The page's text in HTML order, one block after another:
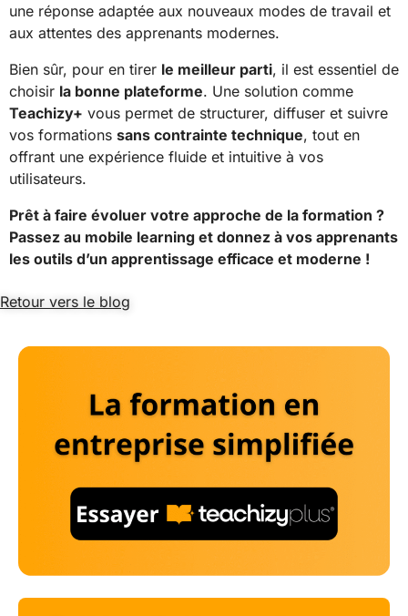
une réponse adaptée aux nouveaux modes de travail et
aux attentes des apprenants modernes.
Bien sûr, pour en tirer le meilleur parti, il est essentiel de
choisir la bonne plateforme. Une solution comme
Teachizy+ vous permet de structurer, diffuser et suivre
vos formations sans contrainte technique, tout en
offrant une expérience fluide et intuitive à vos
utilisateurs.
Prêt à faire évoluer votre approche de la formation ?
Passez au mobile learning et donnez à vos apprenants
les outils d’un apprentissage efficace et moderne !
Retour vers le blog